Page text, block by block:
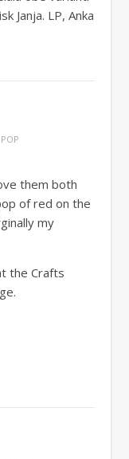
Janja. LP, Anka
them both
of red on the
my
the Crafts